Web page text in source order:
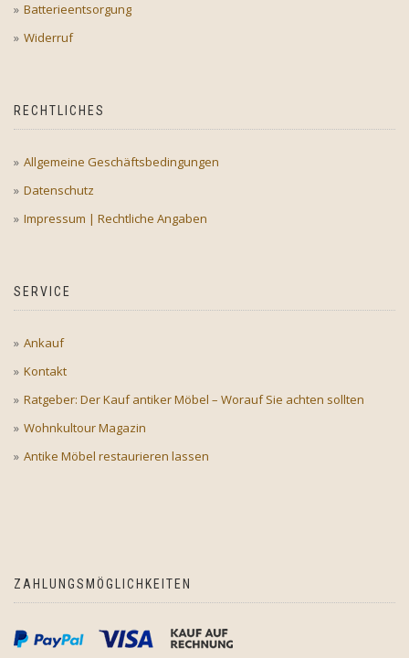
Batterieentsorgung
Widerruf
RECHTLICHES
Allgemeine Geschäftsbedingungen
Datenschutz
Impressum | Rechtliche Angaben
SERVICE
Ankauf
Kontakt
Ratgeber: Der Kauf antiker Möbel – Worauf Sie achten sollten
Wohnkultour Magazin
Antike Möbel restaurieren lassen
ZAHLUNGSMÖGLICHKEITEN